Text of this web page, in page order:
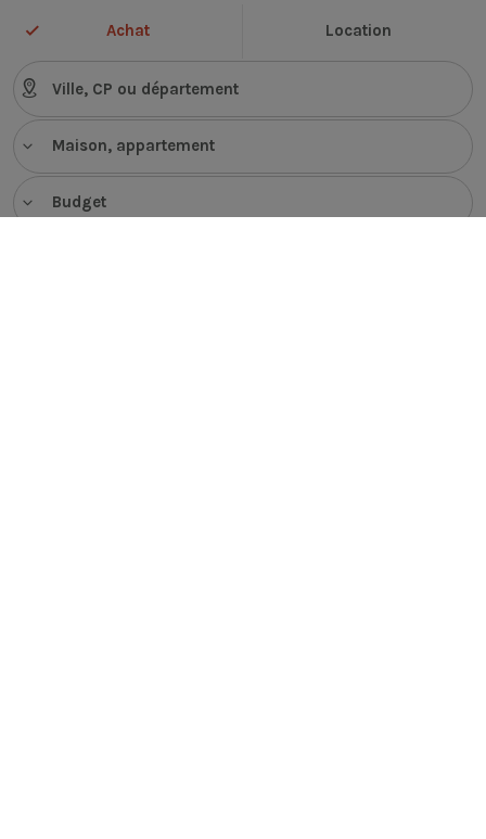
Maison, appartement
Budget
Achat Location